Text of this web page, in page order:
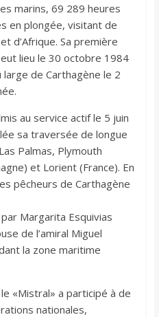
marins, 69 289 heures
en plongée, visitant de
d’Afrique. Sa première
lieu le 30 octobre 1984
de Carthagène le 2
au service actif le 5 juin
sa traversée de longue
Palmas, Plymouth
et Lorient (France). En
pêcheurs de Carthagène
Margarita Esquivias
de l’amiral Miguel
la zone maritime
«Mistral» a participé à de
nationales,